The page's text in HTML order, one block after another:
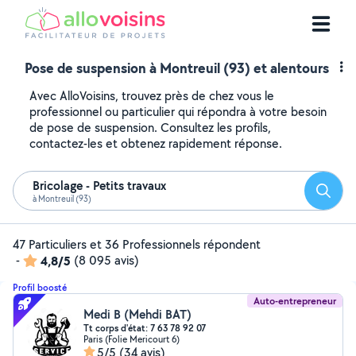
Pose de suspension à Montreuil (93) et alentours
Avec AlloVoisins, trouvez près de chez vous le
professionnel ou particulier qui répondra à votre besoin
de pose de suspension. Consultez les profils,
contactez-les et obtenez rapidement réponse.
Bricolage - Petits travaux
à Montreuil (93)
47 Particuliers et 36 Professionnels répondent
-
4,8/5 (8 095 avis)
Profil boosté
Auto-entrepreneur
Medi B (Mehdi BAT)
Tt corps d'état: 7 63 78 92 07
Paris (Folie Mericourt 6)
5/5 (34 avis)